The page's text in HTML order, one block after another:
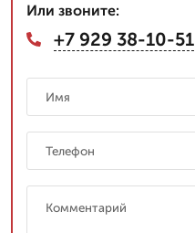
Или звоните:
+7 929 38-10-51